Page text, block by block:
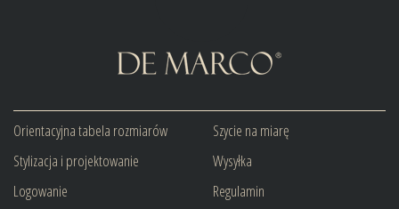
Orientacyjna tabela rozmiarów
Stylizacja i projektowanie
Logowanie
Szycie na miarę
Wysyłka
Regulamin